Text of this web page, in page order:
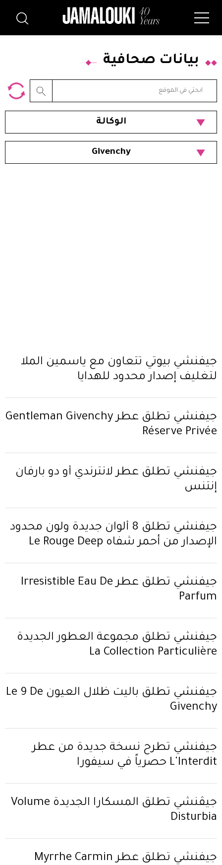
بيانات صحافية
الوكالة
Givenchy
جيفنشي بيوتي تتعاون مع ياسمين الملا
لتغليف إصدار محدود للهدايا
جيفنشي تطلق عطر Gentleman Givenchy
Réserve Privée
جيفنشي تُطلق عطر لانترندي أو دو بارفان
إنتنس
جيفنشي تُطلق 8 ألوان جديدة ولون محدود
الإصدار من أحمر شفاه Le Rouge Deep
جيفنشي تُطلق عطر Irresistible Eau De
Parfum
جيفنشي تُطلق مجموعة العطور الجديدة
La Collection Particulière
جيفنشي تُطلق باليت ظلال العيون Le 9 De
Givenchy
جيفنشي تطرح نسخة جديدة من عطر
L'Interdit حصرياً في سيفورا
جيڤنشي تُطلق المسكارا الجديدة Volume
Disturbia
جيفنشي تُطلق عطر Myrrhe Carmin